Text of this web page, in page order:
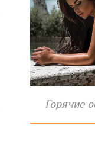
Горячие